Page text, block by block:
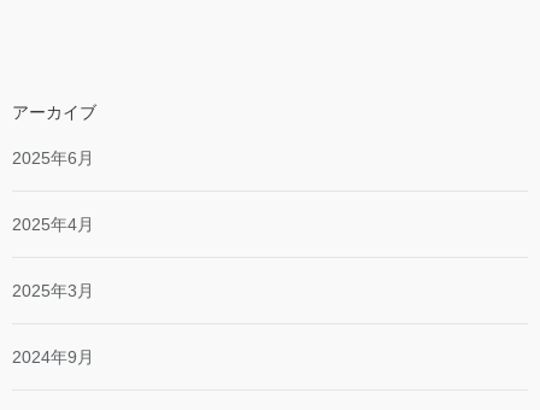
アーカイブ
2025年6月
2025年4月
2025年3月
2024年9月